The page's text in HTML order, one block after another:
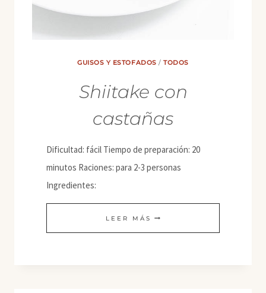
GUISOS Y ESTOFADOS /TODOS
Shiitake con
castañas
Dificultad: fácil Tiempo de preparación: 20
minutos Raciones: para 2-3 personas
Ingredientes:
LEER MÁS SHIITAKE
CON